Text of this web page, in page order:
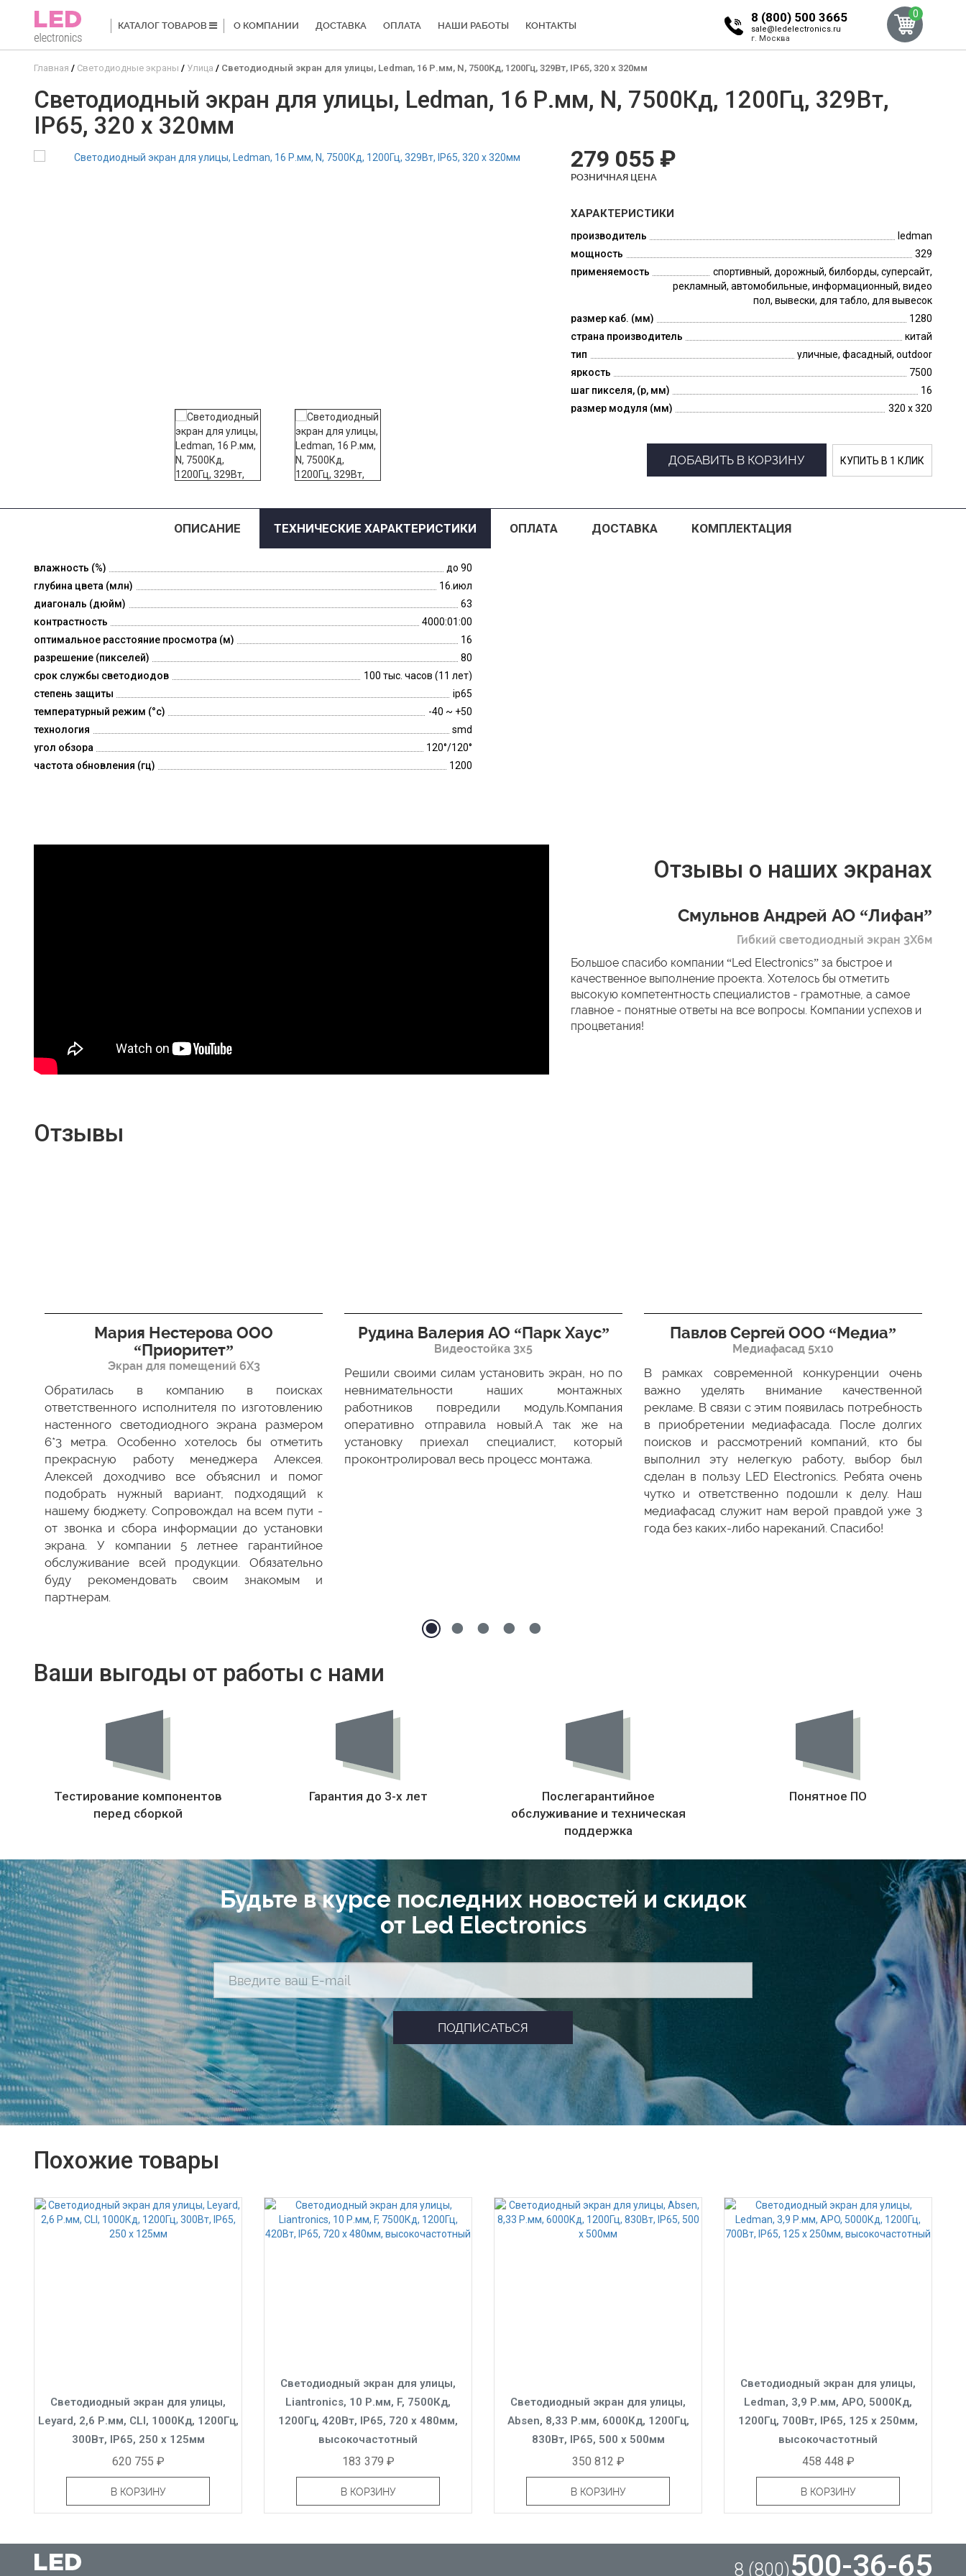
КАТАЛОГ ТОВАРОВ О КОМПАНИИ ДОСТАВКА ОПЛАТА НАШИ РАБОТЫ КОНТАКТЫ
8 (800) 500 3665
sale@ledelectronics.ru
г. Москва
0
Главная Светодиодные экраны Улица Светодиодный экран для улицы, Ledman, 16 Р.мм, N, 7500Кд, 1200Гц, 329Вт, IP65, 320 x 320мм
Светодиодный экран для улицы, Ledman, 16 Р.мм, N, 7500Кд, 1200Гц, 329Вт,
IP65, 320 x 320мм
279 055 ₽
РОЗНИЧНАЯ ЦЕНА
ХАРАКТЕРИСТИКИ
производитель
ledman
мощность
329
применяемость
спортивный, дорожный, билборды, суперсайт,
рекламный, автомобильные, информационный, видео
пол, вывески, для табло, для вывесок
размер каб. (мм)
1280
страна производитель
китай
тип
уличные, фасадный, outdoor
яркость
7500
шаг пикселя, (p, мм)
16
размер модуля (мм)
320 x 320
ДОБАВИТЬ В КОРЗИНУ КУПИТЬ В 1 КЛИК
ОПИСАНИЕ ТЕХНИЧЕСКИЕ ХАРАКТЕРИСТИКИ ОПЛАТА ДОСТАВКА КОМПЛЕКТАЦИЯ
влажность (%)
до 90
глубина цвета (млн)
16.июл
диагональ (дюйм)
63
контрастность
4000:01:00
оптимальное расстояние просмотра (м)
16
разрешение (пикселей)
80
срок службы светодиодов
100 тыс. часов (11 лет)
степень защиты
ip65
температурный режим (°c)
-40 ~ +50
технология
smd
угол обзора
120°/120°
частота обновления (гц)
1200
Отзывы о наших экранах
Смульнов Андрей АО “Лифан”
Гибкий светодиодный экран 3Х6м
Большое спасибо компании “Led Electronics” за быстрое и
качественное выполнение проекта. Хотелось бы отметить
высокую компетентность специалистов - грамотные, а самое
главное - понятные ответы на все вопросы. Компании успехов и
процветания!
Отзывы
Мария Нестерова ООО
“Приоритет”
Экран для помещений 6Х3
Обратилась в компанию в поисках
ответственного исполнителя по изготовлению
настенного светодиодного экрана размером
6*3 метра. Особенно хотелось бы отметить
прекрасную работу менеджера Алексея.
Алексей доходчиво все объяснил и помог
подобрать нужный вариант, подходящий к
нашему бюджету. Сопровождал на всем пути -
от звонка и сбора информации до установки
экрана. У компании 5 летнее гарантийное
обслуживание всей продукции. Обязательно
буду рекомендовать своим знакомым и
партнерам.
Рудина Валерия АО “Парк Хаус”
Видеостойка 3х5
Решили своими силам установить экран, но по
невнимательности наших монтажных
работников повредили модуль.Компания
оперативно отправила новый.А так же на
установку приехал специалист, который
проконтролировал весь процесс монтажа.
Павлов Сергей ООО “Медиа”
Медиафасад 5х10
В рамках современной конкуренции очень
важно уделять внимание качественной
рекламе. В связи с этим появилась потребность
в приобретении медиафасада. После долгих
поисков и рассмотрений компаний, кто бы
выполнил эту нелегкую работу, выбор был
сделан в пользу LED Electronics. Ребята очень
чутко и ответственно подошли к делу. Наш
медиафасад служит нам верой правдой уже 3
года без каких-либо нареканий. Спасибо!
Ваши выгоды от работы с нами
Тестирование компонентов
перед сборкой
Гарантия до 3-х лет
Послегарантийное
обслуживание и техническая
поддержка
Понятное ПО
Будьте в курсе последних новостей и скидок
от Led Electronics
Похожие товары
Светодиодный экран для улицы,
Leyard, 2,6 Р.мм, CLI, 1000Кд, 1200Гц,
300Вт, IP65, 250 x 125мм
620 755 ₽
В КОРЗИНУ
Светодиодный экран для улицы,
Liantronics, 10 Р.мм, F, 7500Кд,
1200Гц, 420Вт, IP65, 720 x 480мм,
высокочастотный
183 379 ₽
В КОРЗИНУ
Светодиодный экран для улицы,
Absen, 8,33 Р.мм, 6000Кд, 1200Гц,
830Вт, IP65, 500 x 500мм
350 812 ₽
В КОРЗИНУ
Светодиодный экран для улицы,
Ledman, 3,9 Р.мм, APO, 5000Кд,
1200Гц, 700Вт, IP65, 125 x 250мм,
высокочастотный
458 448 ₽
В КОРЗИНУ
8 (800)500-36-65